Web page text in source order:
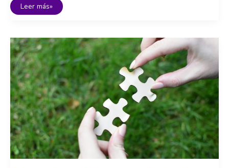
Metodologías
y
emprendimiento
social:
de
la
idea
a
la
acción
colectiva
Leer más»